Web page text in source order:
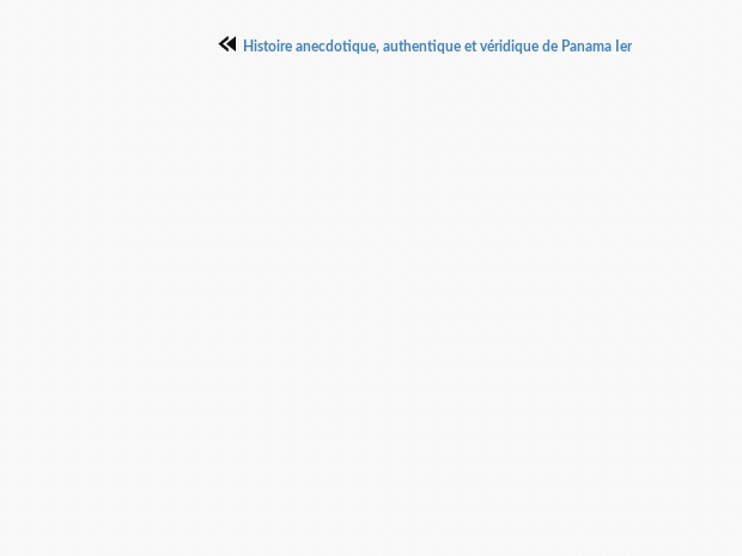
Histoire anecdotique, authentique et véridique de Panama Ier